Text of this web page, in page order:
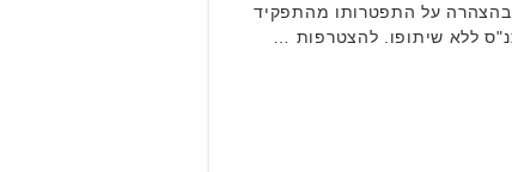
בהצהרה על התפטרותו מהתפקיד
ללא שיתופו. להצטרפות …